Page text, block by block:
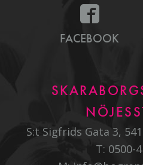
FACEBOOK
S:t Sigfrids Gata 3,
T: 0500-